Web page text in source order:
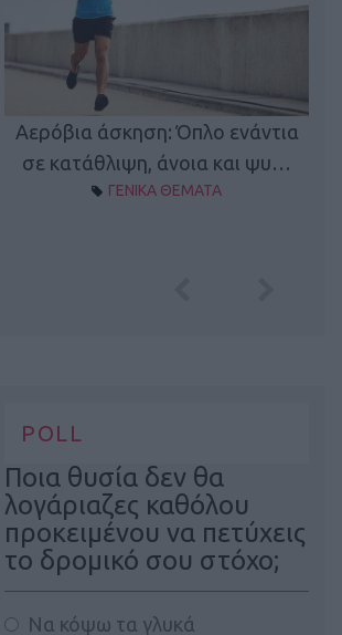
Αερόβια άσκηση: Όπλο ενάντια
σε κατάθλιψη, άνοια και ψυ…
ΓΕΝΙΚΑ ΘΕΜΑΤΑ
POLL
Ποια θυσία δεν θα
λογάριαζες καθόλου
προκειμένου να πετύχεις
το δρομικό σου στόχο;
Να κόψω τα γλυκά